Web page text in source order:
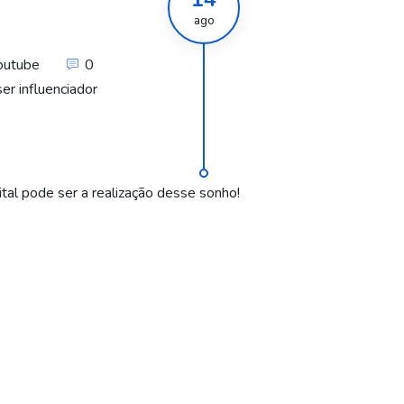
0
ago
influenciador
pode ser a realização desse sonho!